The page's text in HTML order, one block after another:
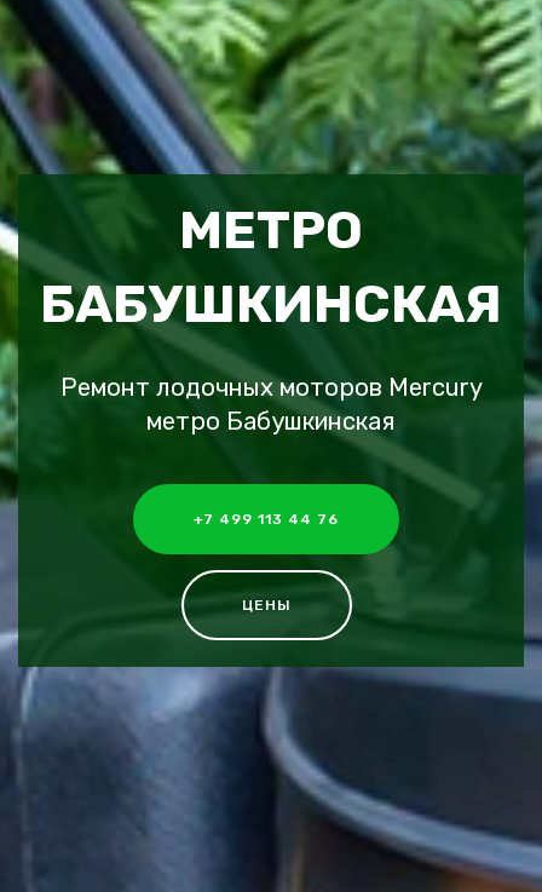
МЕТРО
БАБУШКИНСКАЯ
Ремонт лодочных моторов Mercury
метро Бабушкинская
+7 499 113 44 76
ЦЕНЫ